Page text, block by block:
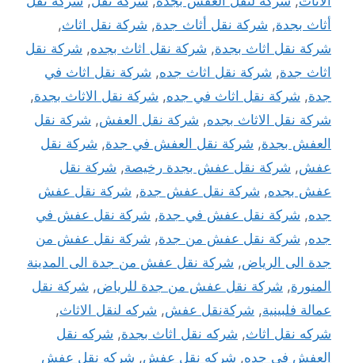
أثاث بجدة, شركة نقل أثاث جدة, شركة نقل اثاث,
شركة نقل اثاث بجدة, شركة نقل اثاث بجده, شركة نقل
اثاث جدة, شركة نقل اثاث جده, شركة نقل اثاث في
جدة, شركة نقل اثاث في جده, شركة نقل الاثاث بجدة,
شركة نقل الاثاث بجده, شركة نقل العفش, شركة نقل
العفش بجدة, شركة نقل العفش في جدة, شركة نقل
عفش, شركة نقل عفش بجدة رخيصة, شركة نقل
عفش بجده, شركة نقل عفش جدة, شركة نقل عفش
جده, شركة نقل عفش في جدة, شركة نقل عفش في
جده, شركة نقل عفش من جدة, شركة نقل عفش من
جدة الى الرياض, شركة نقل عفش من جدة الى المدينة
المنورة, شركة نقل عفش من جدة للرياض, شركة نقل
عمالة فلبينية, شركةنقل عفش, شركه لنقل الاثاث,
شركه نقل اثاث, شركه نقل اثاث بجدة, شركه نقل
العفش في جده, شركه نقل عفش, شركه نقل عفش